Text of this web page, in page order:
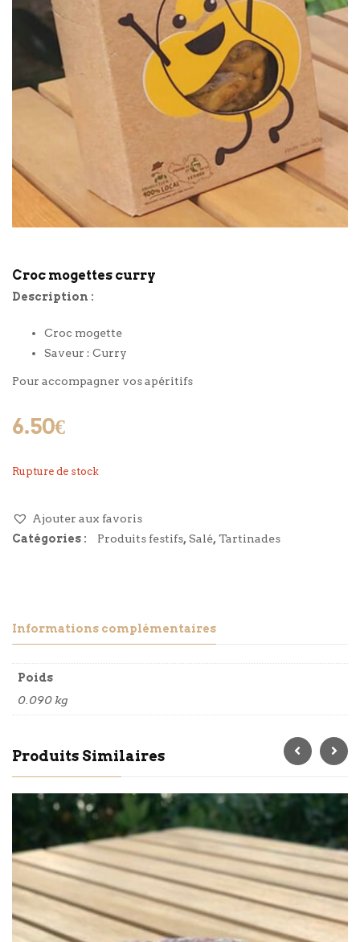
Croc mogettes curry
Description :
Croc mogette
Saveur : Curry
Pour accompagner vos apéritifs
6.50€
Rupture de stock
Ajouter aux favoris
Catégories :
Produits festifs,Salé,Tartinades
Informations complémentaires
Poids
0.090 kg
Produits Similaires